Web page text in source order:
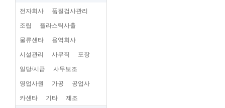
전자회사 품질검사관리
조립 플라스틱사출
물류센타 용역회사
시설관리 사무직 포장
일당/시급 사무보조
영업사원 가공 공업사
카센타 기타 제조